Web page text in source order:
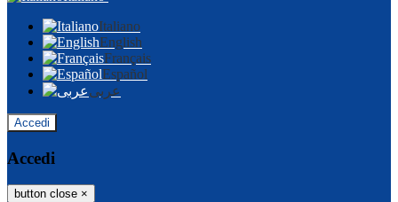
Italiano
English
Français
Español
عربى
Accedi
Accedi
button close ×